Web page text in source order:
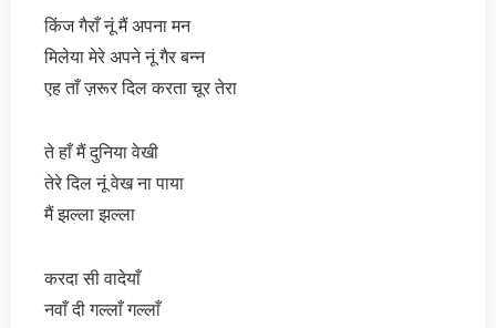
किंज गैराँ नूं मैं अपना मन
मिलेया मेरे अपने नूं गैर बन्न
एह ताँ ज़रूर दिल करता चूर तेरा
ते हाँ मैं दुनिया वेखी
तेरे दिल नूं वेख ना पाया
मैं झल्ला झल्ला
करदा सी वादेयाँ
नवाँ दी गल्लाँ गल्लाँ